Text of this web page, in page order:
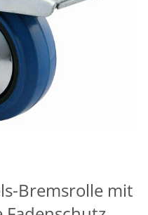
Bremsrolle mit